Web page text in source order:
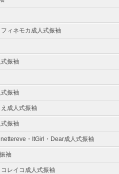
ィネモカ成人式振袖
振袖
振袖
成人式振袖
振袖
・ItGirl・Dear成人式振袖
袖
レイコ成人式振袖